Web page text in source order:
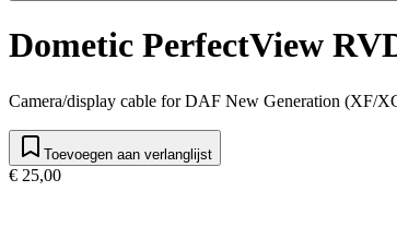
Dometic PerfectView
Camera/display cable for DAF New Generation (XF/
Toevoegen aan verlanglijst
€ 25,00